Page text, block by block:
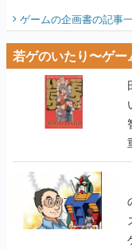
ゲームの企画書の記事
若ゲのいたり〜ゲ